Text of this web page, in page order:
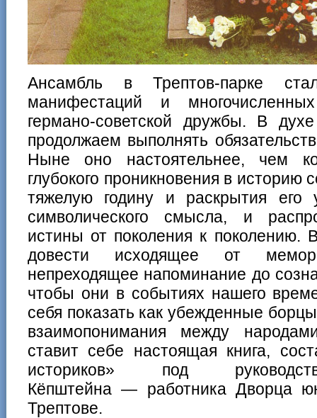
Ансамбль в Трептов-парке
манифестаций и
германо-советской дружбы. В
продолжаем выполнять
Ныне оно настоятельнее, чем
глубокого проникновения в историю
тяжелую годину и раскрытия его
символического смысла, и
истины от поколения к поколению.
довести исходящее от
непреходящее напоминание до
чтобы они в событиях нашего
себя показать как убежденные
взаимопонимания между
ставит себе настоящая книга,
историков» под
Кёпштейна — работника Дворца
Трептове.